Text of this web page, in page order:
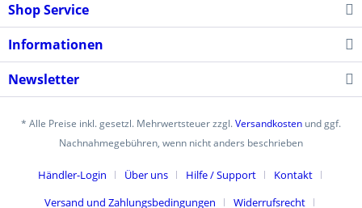
Shop Service
Informationen
Newsletter
* Alle Preise inkl. gesetzl. Mehrwertsteuer zzgl.Versandkosten und ggf.
Nachnahmegebühren, wenn nicht anders beschrieben
Händler-Login Über uns Hilfe / Support
Kontakt
Versand und Zahlungsbedingungen
Widerrufsrecht